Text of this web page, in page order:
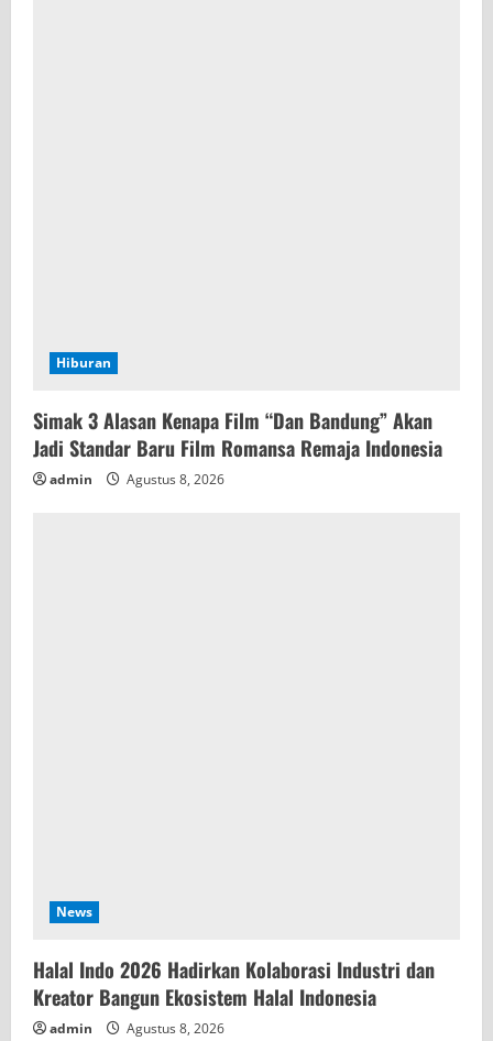
Hiburan
Simak 3 Alasan Kenapa Film “Dan Bandung” Akan
Jadi Standar Baru Film Romansa Remaja Indonesia
admin Agustus 8, 2026
News
Halal Indo 2026 Hadirkan Kolaborasi Industri dan
Kreator Bangun Ekosistem Halal Indonesia
admin Agustus 8, 2026